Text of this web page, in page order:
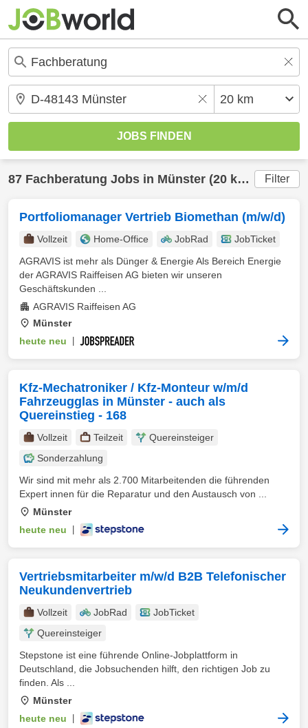
87 Fachberatung Jobs in Münster (20 km) gefunden Filter
Portfoliomanager Vertrieb Biomethan (m/w/d)
Vollzeit Home-Office JobRad
JobTicket
AGRAVIS ist mehr als Dünger & Energie Als Bereich Energie
der AGRAVIS Raiffeisen AG bieten wir unseren
Geschäftskunden ...
AGRAVIS Raiffeisen AG
Münster
heute neu
Kfz-Mechatroniker / Kfz-Monteur w/m/d
Fahrzeugglas in Münster - auch als
Quereinstieg - 168
Vollzeit Teilzeit
Quereinsteiger
Sonderzahlung
Wir sind mit mehr als 2.700 Mitarbeitenden die führenden
Expert innen für die Reparatur und den Austausch von ...
Münster
heute neu
Vertriebsmitarbeiter m/w/d B2B Telefonischer
Neukundenvertrieb
Vollzeit JobRad
JobTicket
Quereinsteiger
Stepstone ist eine führende Online-Jobplattform in
Deutschland, die Jobsuchenden hilft, den richtigen Job zu
finden. Als ...
Münster
heute neu